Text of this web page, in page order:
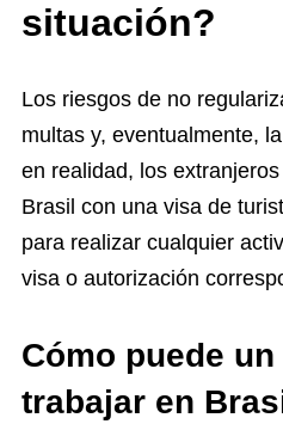
situación?
Los riesgos de no
multas y, eventualmente,
en realidad, los
Brasil con una visa de
para realizar cualquier
visa o autorización
Cómo puede
trabajar en